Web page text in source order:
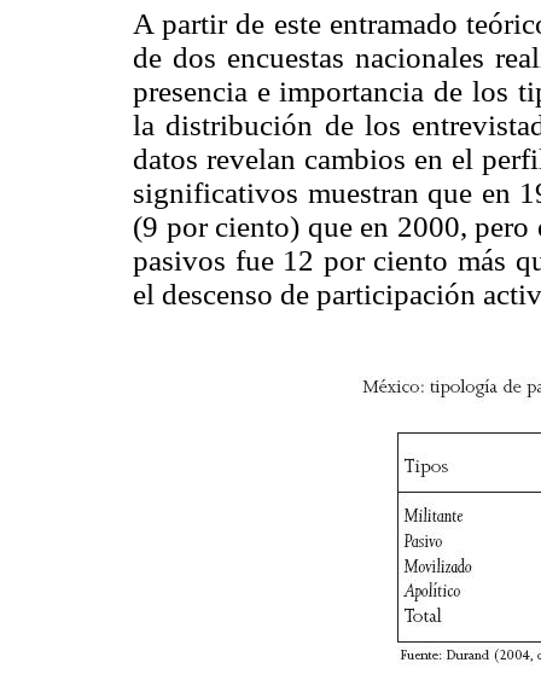
A partir de este entramado
de dos encuestas nacionales
presencia e importancia de los
la distribución de los
datos revelan cambios en el
significativos muestran que en
(9 por ciento) que en 2000,
pasivos fue 12 por ciento más
el descenso de participación